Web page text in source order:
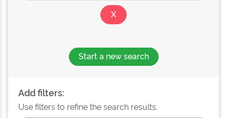
Start a new search
Add filters:
Use filters to refine the search results.